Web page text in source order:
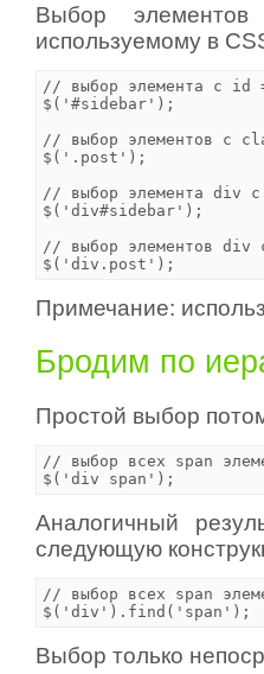
Выбор
используемому в
// выбор элемента с id
$('#sidebar');
// выбор элементов с
$('.post');
// выбор элемента div
$('div#sidebar');
// выбор элементов
Примечание:
Бродим по
Простой выбор
// выбор всех span
Аналогичный
следующую
// выбор всех span
Выбор только